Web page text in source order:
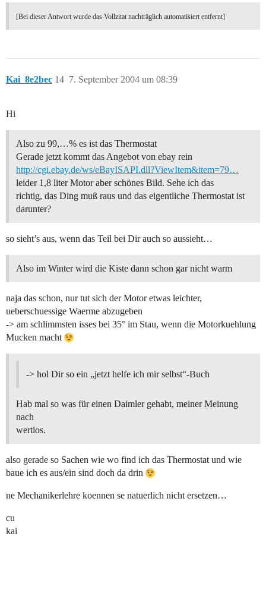
[Bei dieser Antwort wurde das Vollzitat nachträglich automatisiert entfernt]
Kai_8e2bec 7. September 2004 um 08:39
14
Hi
Also zu 99,…% es ist das Thermostat
Gerade jetzt kommt das Angebot von ebay rein
http://cgi.ebay.de/ws/eBayISAPI.dll?ViewItem&item=79…
leider 1,8 liter Motor aber schönes Bild. Sehe ich das
richtig, das Ding muß raus und das eigentliche Thermostat ist
darunter?
so sieht’s aus, wenn das Teil bei Dir auch so aussieht…
Also im Winter wird die Kiste dann schon gar nicht warm
naja das schon, nur tut sich der Motor etwas leichter,
ueberschuessige Waerme abzugeben
-> am schlimmsten isses bei 35° im Stau, wenn die Motorkuehlung
Mucken macht
-> hol Dir so ein „jetzt helfe ich mir selbst“-Buch
Hab mal so was für einen Daimler gehabt, meiner Meinung
nach
wertlos.
also gerade so Sachen wie wo find ich das Thermostat und wie
baue ich es aus/ein sind doch da drin
ne Mechanikerlehre koennen se natuerlich nicht ersetzen…
cu
kai